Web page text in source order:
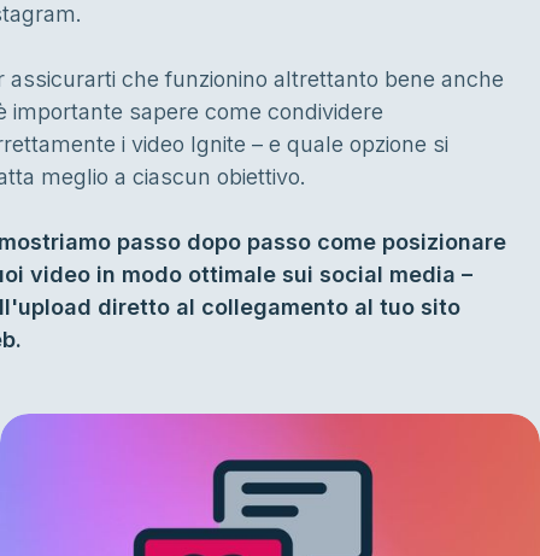
assicurarti che funzionino altrettanto bene anche
importante sapere come condividere
i video Ignite – e quale opzione si
meglio a ciascun obiettivo.
passo dopo passo come posizionare
video in modo ottimale sui social media –
diretto al collegamento al tuo sito